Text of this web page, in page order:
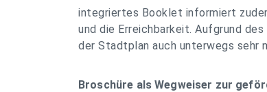
integriertes Booklet informiert
und die Erreichbarkeit. Aufgrund
der Stadtplan auch unterwegs sehr
Broschüre als Wegweiser zur